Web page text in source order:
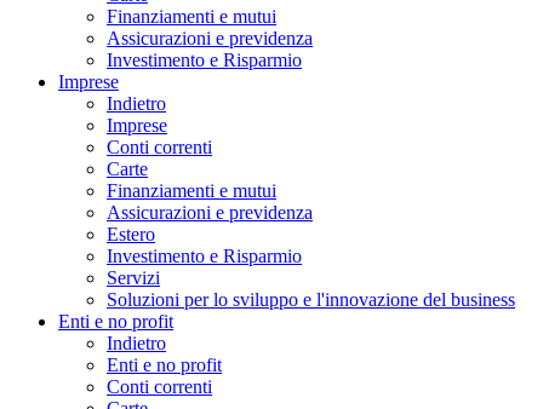
Finanziamenti e mutui
Assicurazioni e previdenza
Investimento e Risparmio
Imprese
Indietro
Imprese
Conti correnti
Carte
Finanziamenti e mutui
Assicurazioni e previdenza
Estero
Investimento e Risparmio
Servizi
Soluzioni per lo sviluppo e l'innovazione del business
Enti e no profit
Indietro
Enti e no profit
Conti correnti